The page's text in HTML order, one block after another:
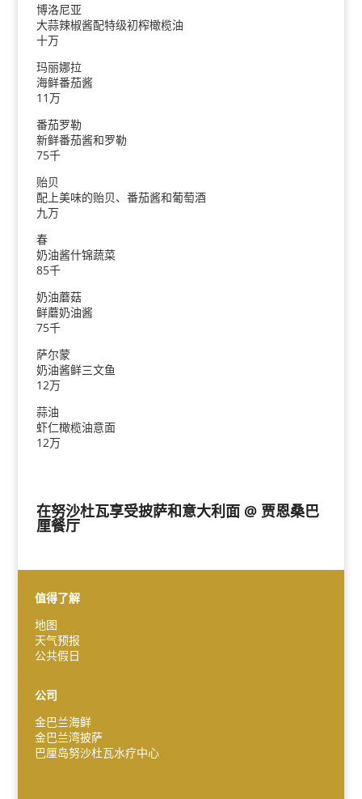
博洛尼亚
大蒜辣椒酱配特级初榨橄榄油
十万
玛丽娜拉
海鲜番茄酱
11万
番茄罗勒
新鲜番茄酱和罗勒
75千
贻贝
配上美味的贻贝、番茄酱和葡萄酒
九万
春
奶油酱什锦蔬菜
85千
奶油蘑菇
鲜蘑奶油酱
75千
萨尔蒙
奶油酱鲜三文鱼
12万
蒜油
虾仁橄榄油意面
12万
在努沙杜瓦享受披萨和意大利面 @ 贾恩桑巴
厘餐厅
值得了解
地图
天气预报
公共假日
公司
金巴兰海鲜
金巴兰湾披萨
巴厘岛努沙杜瓦水疗中心